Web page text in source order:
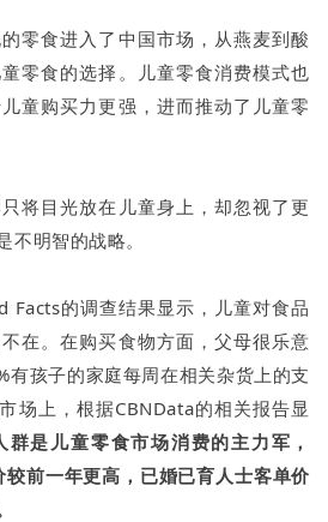
零食进入了中国市场，从燕麦到酸
零食的选择。儿童零食消费模式也
童购买力更强，进而推动了儿童零
将目光放在儿童身上，却忽视了更
不明智的战略。
Facts的调查结果显示，儿童对食品
在。在购买食物方面，父母很乐意
有孩子的家庭每周在相关杂货上的支
场上，根据CBNData的相关报告显
是儿童零食市场消费的主力军，
前一年更高，已婚已育人士客单价